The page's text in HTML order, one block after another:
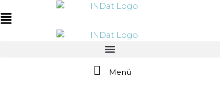
springen
Inhalt
Main
Menü